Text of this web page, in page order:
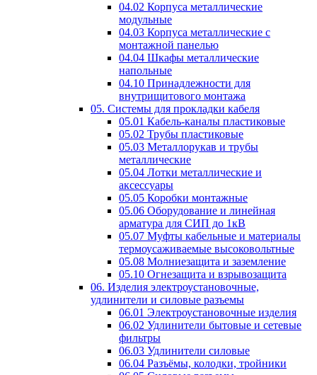
04.02 Корпуса металлические
модульные
04.03 Корпуса металлические с
монтажной панелью
04.04 Шкафы металлические
напольные
04.10 Принадлежности для
внутрищитового монтажа
05. Системы для прокладки кабеля
05.01 Кабель-каналы пластиковые
05.02 Трубы пластиковые
05.03 Металлорукав и трубы
металлические
05.04 Лотки металлические и
аксессуары
05.05 Коробки монтажные
05.06 Оборудование и линейная
арматура для СИП до 1кВ
05.07 Муфты кабельные и материалы
термоусаживаемые высоковольтные
05.08 Молниезащита и заземление
05.10 Огнезащита и взрывозащита
06. Изделия электроустановочные,
удлинители и силовые разъемы
06.01 Электроустановочные изделия
06.02 Удлинители бытовые и сетевые
фильтры
06.03 Удлинители силовые
06.04 Разъёмы, колодки, тройники